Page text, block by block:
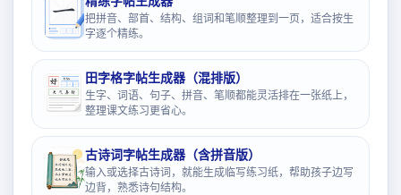
把拼音、部首、结构、组词和笔顺整理到一页，适合按生
字逐个精练。
田字格字帖生成器（混排版）
生字、词语、句子、拼音、笔顺都能灵活排在一张纸上，
整理课文练习更省心。
古诗词字帖生成器（含拼音版）
输入或选择古诗词，就能生成临写练习纸，帮助孩子边写
边背，熟悉诗句结构。